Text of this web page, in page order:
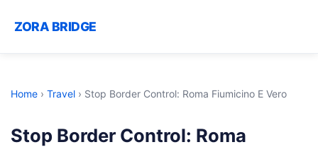
ZORA BRIDGE
Home › Travel › Stop Border Control: Roma Fiumicino E Vero
Stop Border Control: Roma